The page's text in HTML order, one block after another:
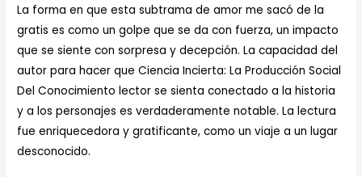
La forma en que esta subtrama de amor me sacó de la
gratis es como un golpe que se da con fuerza, un impacto
que se siente con sorpresa y decepción. La capacidad del
autor para hacer que Ciencia Incierta: La Producción Social
Del Conocimiento lector se sienta conectado a la historia
y a los personajes es verdaderamente notable. La lectura
fue enriquecedora y gratificante, como un viaje a un lugar
desconocido.